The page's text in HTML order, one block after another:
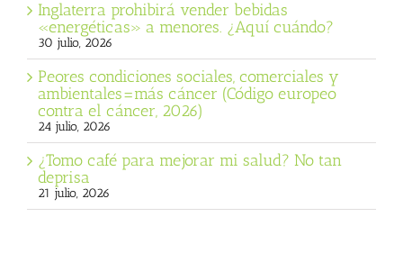
Inglaterra prohibirá vender bebidas
«energéticas» a menores. ¿Aquí cuándo?
30 julio, 2026
Peores condiciones sociales, comerciales y
ambientales=más cáncer (Código europeo
contra el cáncer, 2026)
24 julio, 2026
¿Tomo café para mejorar mi salud? No tan
deprisa
21 julio, 2026